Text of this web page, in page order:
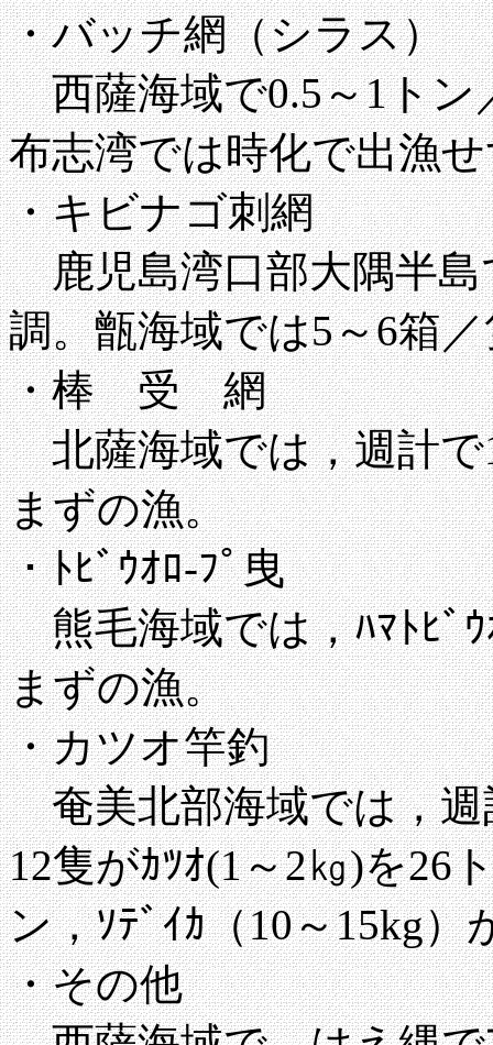
・バッチ網（シラス）
西薩海域で0.5～1トン
布志湾では時化で出漁
・キビナゴ刺網
鹿児島湾口部大隅半島
調。甑海域では5～6箱
・棒 受 網
北薩海域では，週計で
まずの漁。
・ﾄﾋﾞｳｵﾛ-ﾌﾟ曳
熊毛海域では，ﾊﾏﾄﾋﾞｳ
まずの漁。
・カツオ竿釣
奄美北部海域では，週
12隻がｶﾂｵ(1～2㎏)を26
ン，ｿﾃﾞｲｶ（10～15kg）
・その他